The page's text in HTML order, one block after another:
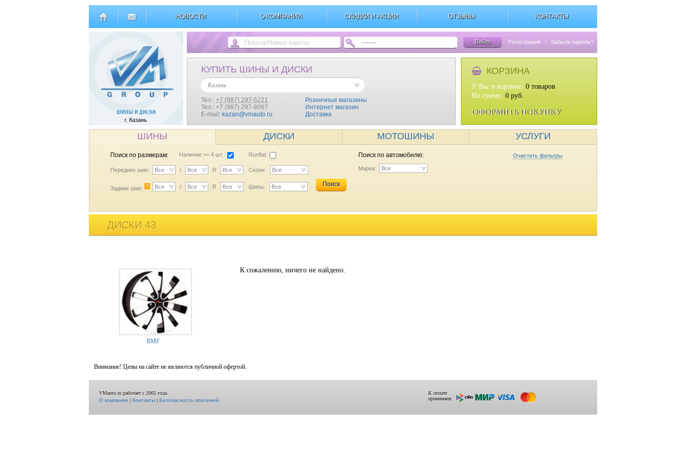
НОВОСТИ О КОМПАНИИ СКИДКИ И АКЦИИ ОТЗЫВЫ КОНТАКТЫ
г. Казань
Войти Регистрация | Забыли пароль?
КУПИТЬ ШИНЫ И ДИСКИ
Казань
Тел.: +7 (987) 297-5221
Тел.: +7 (987) 297-8067
E-mail: kazan@vmauto.ru
Розничные магазины
Интернет магазин
Доставка
КОРЗИНА
У Вас в корзине: 0 товаров
На сумму: 0 руб.
ОФОРМИТЬ ПОКУПКУ
ШИНЫ ДИСКИ МОТОШИНЫ УСЛУГИ
Поиск по размерам: Наличие >= 4 шт.: Runflat:
Передних шин: Все / Все R Все Сезон: Все
Задних шин: ? Все / Все R Все Шипы: Все Поиск
Поиск по автомобилю: Очистить фильтры
Марка: Все
ДИСКИ 43
BMF
К сожалению, ничего не найдено.
Внимание! Цены на сайте не являются публичной офертой.
VMauto.ru работает с 2005 года.
О компании|Контакты|Безопасность платежей
К оплате
принимаем: